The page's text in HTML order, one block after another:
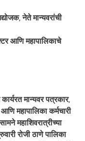
नेते मान्यवरांची
आणि महापालिकाचे
मान्यवर पत्रकार,
महापालिका कर्मचारी
महाशिवरात्रीच्या
रोजी ठाणे पालिका